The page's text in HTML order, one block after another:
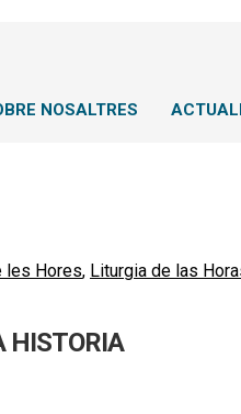
NOSALTRES
les Hores, Liturgia de las
HISTORIA